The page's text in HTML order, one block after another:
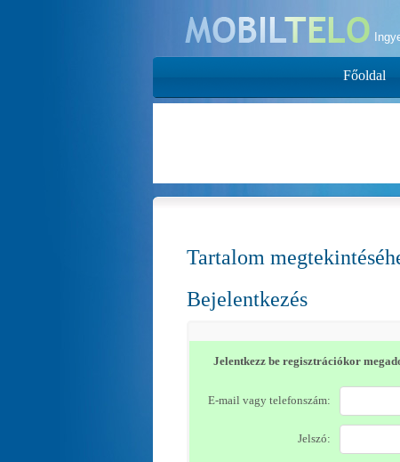
Tartalom
Bejelentkezés
Jelentkezz be regisztrációkor
E-mail vagy telefonszám:
Jelszó:
Főoldal